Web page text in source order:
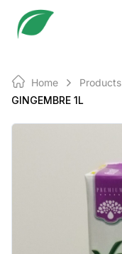
Home Products
GINGEMBRE 1L